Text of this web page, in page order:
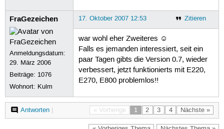
FraGezeichen
Anmeldungsdatum:
29. März 2006
Beiträge: 1076
Wohnort: Kulm
Zitieren
17. Oktober 2007 12:53
war wohl eher Zweiteres ☺
Falls es jemanden interessiert, seit ein
paar Tagen gibts die Version 0.7, wieder
verbessert, jetzt funktionierts mit E220,
E270, E800 problemlos!!
« Vorherige 1 2 3 4 Nächste »
Antworten|